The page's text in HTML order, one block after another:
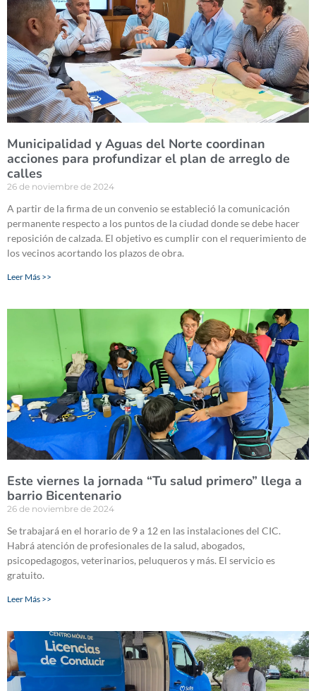
Municipalidad y Aguas del Norte coordinan
acciones para profundizar el plan de arreglo de
calles
26 de noviembre de 2024
A partir de la firma de un convenio se estableció la comunicación
permanente respecto a los puntos de la ciudad donde se debe hacer
reposición de calzada. El objetivo es cumplir con el requerimiento de
los vecinos acortando los plazos de obra.
Leer Más >>
Este viernes la jornada “Tu salud primero” llega a
barrio Bicentenario
26 de noviembre de 2024
Se trabajará en el horario de 9 a 12 en las instalaciones del CIC.
Habrá atención de profesionales de la salud, abogados,
psicopedagogos, veterinarios, peluqueros y más. El servicio es
gratuito.
Leer Más >>